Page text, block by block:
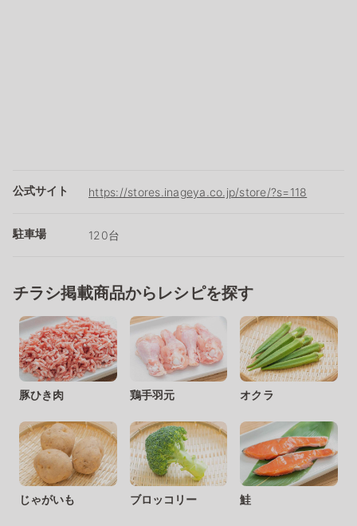
公式サイト https://stores.inageya.co.jp/store/?s=118
駐車場 120台
チラシ掲載商品からレシピを探す
豚ひき肉 鶏手羽元 オクラ
じゃがいも ブロッコリー 鮭